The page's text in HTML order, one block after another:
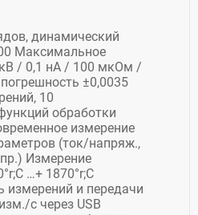
динамический
Максимальное
/ 0,1 нА / 100 мкОм /
±0,0035
10
обработки
измерение
(ток/напряж.,
Измерение
…+ 1870°r;С
измерений и передачи
с через USB